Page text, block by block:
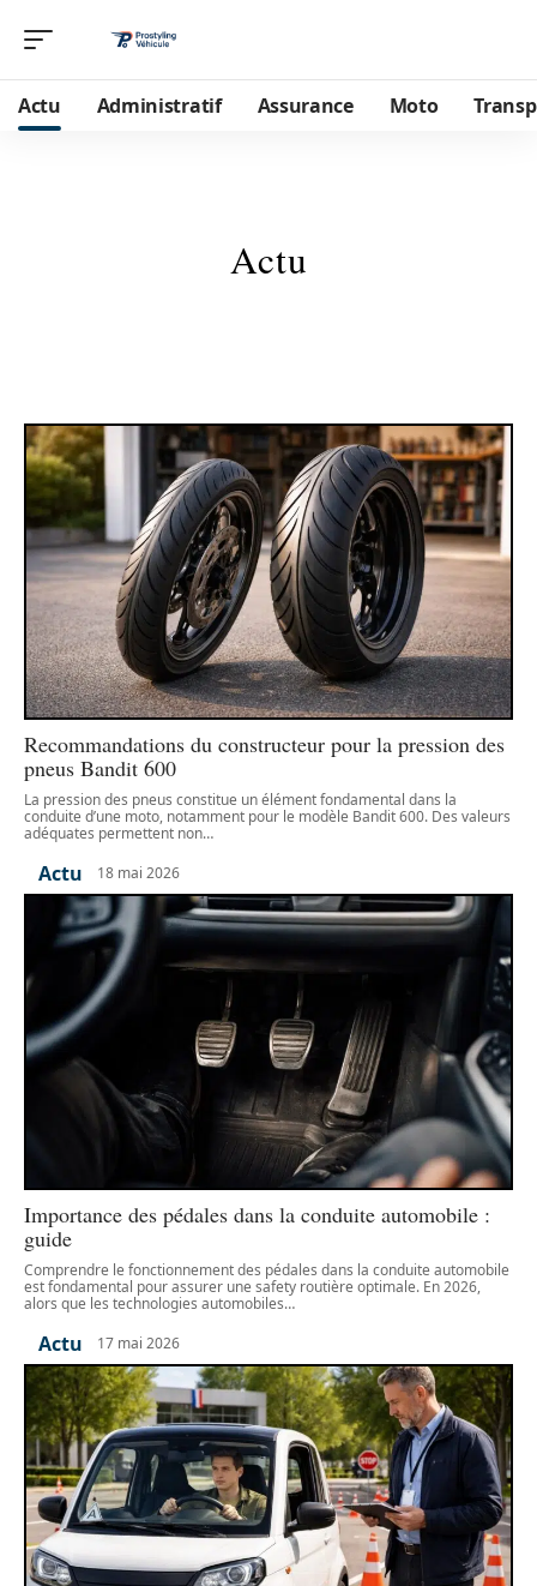
Actu Administratif Assurance Moto
Actu
Recommandations du constructeur pour la pression des
pneus Bandit 600
La pression des pneus constitue un élément fondamental dans la
conduite d’une moto, notamment pour le modèle Bandit 600. Des valeurs
adéquates permettent non…
Actu 18 mai 2026
Importance des pédales dans la conduite automobile :
guide
Comprendre le fonctionnement des pédales dans la conduite automobile
est fondamental pour assurer une safety routière optimale. En 2026,
alors que les technologies automobiles…
Actu 17 mai 2026